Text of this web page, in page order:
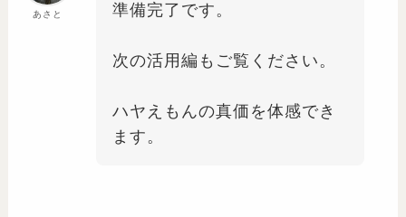
あさと
準備完了です。
次の活用編もご覧ください。
ハヤえもんの真価を体感でき
ます。